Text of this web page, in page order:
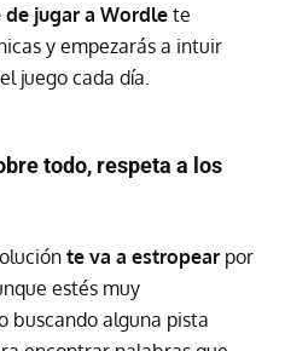
de jugar a Wordle te
y empezarás a intuir
juego cada día.
todo, respeta a los
te va a estropear por
estés muy
buscando alguna pista